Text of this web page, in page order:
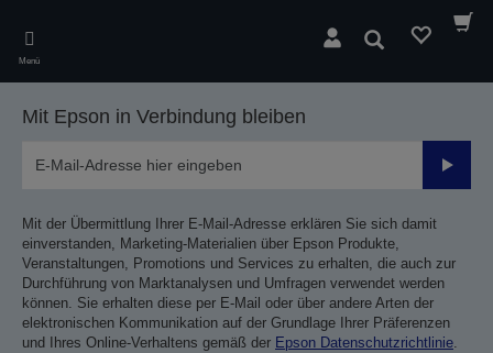
main
content
Menü
Suchen
Mit Epson in Verbindung bleiben
Mit der Übermittlung Ihrer E-Mail-Adresse erklären Sie sich damit
einverstanden, Marketing-Materialien über Epson Produkte,
Veranstaltungen, Promotions und Services zu erhalten, die auch zur
Durchführung von Marktanalysen und Umfragen verwendet werden
können. Sie erhalten diese per E-Mail oder über andere Arten der
elektronischen Kommunikation auf der Grundlage Ihrer Präferenzen
und Ihres Online-Verhaltens gemäß der Epson Datenschutzrichtlinie.